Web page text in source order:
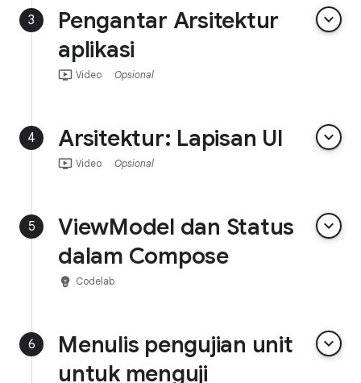
3
Pengantar Arsitektur
aplikasi
keyboard_arrow_down
ondemand_video Video Opsional
4 Arsitektur: Lapisan UI keyboard_arrow_down
ondemand_video Video Opsional
5
ViewModel dan Status
dalam Compose
keyboard_arrow_down
emoji_objects Codelab
6
Menulis pengujian unit
untuk menguji
keyboard_arrow_down